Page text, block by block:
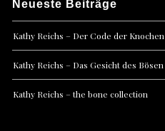
Neueste Beiträge
Kathy Reichs – Der Code der Knochen
Kathy Reichs – Das Gesicht des Bösen
Kathy Reichs – the bone collection